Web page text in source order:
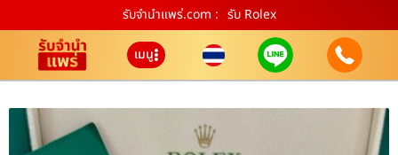
รับจํานําแพร่.com : รับ Rolex
เมนู